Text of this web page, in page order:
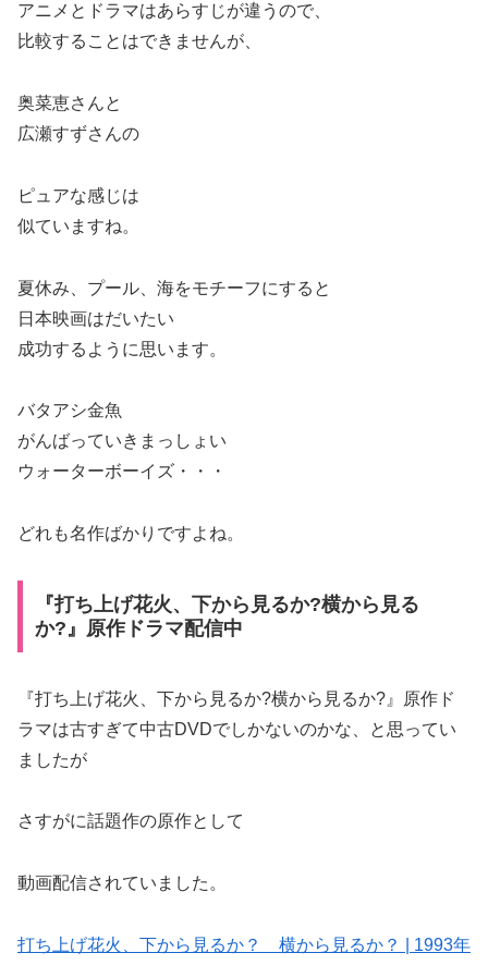
アニメとドラマはあらすじが違うので、
比較することはできませんが、
奥菜恵さんと
広瀬すずさんの
ピュアな感じは
似ていますね。
夏休み、プール、海をモチーフにすると
日本映画はだいたい
成功するように思います。
バタアシ金魚
がんばっていきまっしょい
ウォーターボーイズ・・・
どれも名作ばかりですよね。
『打ち上げ花火、下から見るか?横から見る
か?』原作ドラマ配信中
『打ち上げ花火、下から見るか?横から見るか?』原作ド
ラマは古すぎて中古DVDでしかないのかな、と思ってい
ましたが
さすがに話題作の原作として
動画配信されていました。
打ち上げ花火、下から見るか？ 横から見るか？ | 1993年